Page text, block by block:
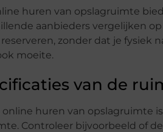
huren van opslagruimte
aanbieders vergelijken
zonder dat je fysiek
moeite.
van de
online huren van opslagruimte
Controleer bijvoorbeeld of